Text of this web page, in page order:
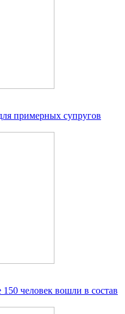
примерных супругов
150 человек вошли в состав